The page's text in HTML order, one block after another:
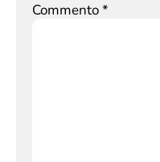
Commento*